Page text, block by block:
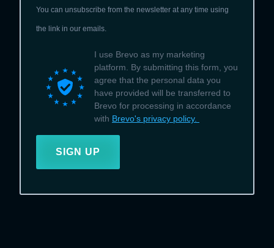
You can unsubscribe from the newsletter at any time using
the link in our emails.
I use Brevo as my marketing
platform. By submitting this form, you
agree that the personal data you
have provided will be transferred to
Brevo for processing in accordance
with Brevo's privacy policy.
SIGN UP